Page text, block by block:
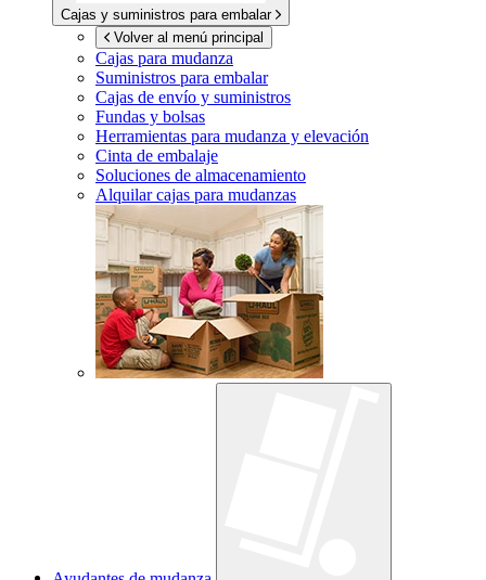
Cajas y suministros para embalar
Volver al menú principal
Cajas para mudanza
Suministros para embalar
Cajas de envío y suministros
Fundas y bolsas
Herramientas para mudanza y elevación
Cinta de embalaje
Soluciones de almacenamiento
Alquilar cajas para mudanzas